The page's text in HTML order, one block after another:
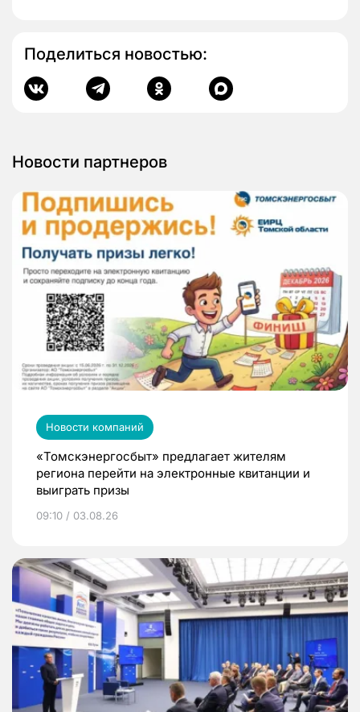
Поделиться новостью:
Новости партнеров
Новости компаний
«Томскэнергосбыт» предлагает жителям
региона перейти на электронные квитанции и
выиграть призы
09:10 / 03.08.26